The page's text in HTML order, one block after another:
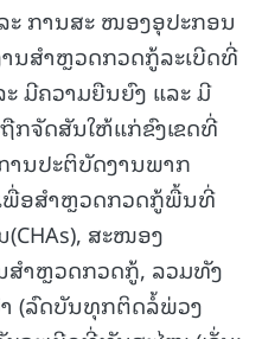
ະ ການສະ ໜອງອຸປະກອນ
ນສໍາຫຼວດກວດກູ້ລະເບີດທີ່
ະ ມີຄວາມຍືນຍົງ ແລະ ມີ
ກຈັດສັນໃຫ້ແກ່ຂົງເຂດທີ່
ນປະຕິບັດງານພາກ
ພື່ອສໍາຫຼວດກວດກູ້ພື້ນທີ່
ສະໜອງ
ສໍາຫຼວດກວດກູ້, ລວມທັງ
(ລົດບັນທຸກຕິດລໍ້ພ່ວງ